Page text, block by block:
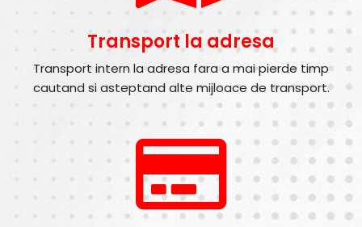
Transport la adresa
Transport intern la adresa fara a mai pierde timp
cautand si asteptand alte mijloace de transport.